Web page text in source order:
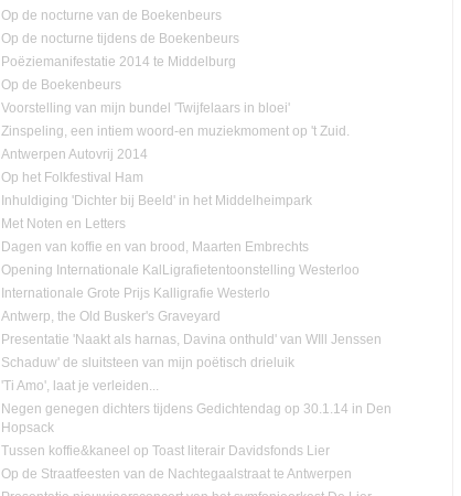
Op de nocturne van de Boekenbeurs
Op de nocturne tijdens de Boekenbeurs
Poëziemanifestatie 2014 te Middelburg
Op de Boekenbeurs
Voorstelling van mijn bundel 'Twijfelaars in bloei'
Zinspeling, een intiem woord-en muziekmoment op 't Zuid.
Antwerpen Autovrij 2014
Op het Folkfestival Ham
Inhuldiging 'Dichter bij Beeld' in het Middelheimpark
Met Noten en Letters
Dagen van koffie en van brood, Maarten Embrechts
Opening Internationale KalLigrafietentoonstelling Westerloo
Internationale Grote Prijs Kalligrafie Westerlo
Antwerp, the Old Busker's Graveyard
Presentatie 'Naakt als harnas, Davina onthuld' van WIll Jenssen
Schaduw' de sluitsteen van mijn poëtisch drieluik
'Ti Amo', laat je verleiden...
Negen genegen dichters tijdens Gedichtendag op 30.1.14 in Den
Hopsack
Tussen koffie&kaneel op Toast literair Davidsfonds Lier
Op de Straatfeesten van de Nachtegaalstraat te Antwerpen